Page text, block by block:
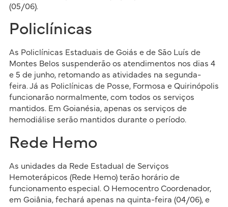
(05/06).
Policlínicas
As Policlínicas Estaduais de Goiás e de São Luís de
Montes Belos suspenderão os atendimentos nos dias 4
e 5 de junho, retomando as atividades na segunda-
feira. Já as Policlínicas de Posse, Formosa e Quirinópolis
funcionarão normalmente, com todos os serviços
mantidos. Em Goianésia, apenas os serviços de
hemodiálise serão mantidos durante o período.
Rede Hemo
As unidades da Rede Estadual de Serviços
Hemoterápicos (Rede Hemo) terão horário de
funcionamento especial. O Hemocentro Coordenador,
em Goiânia, fechará apenas na quinta-feira (04/06), e